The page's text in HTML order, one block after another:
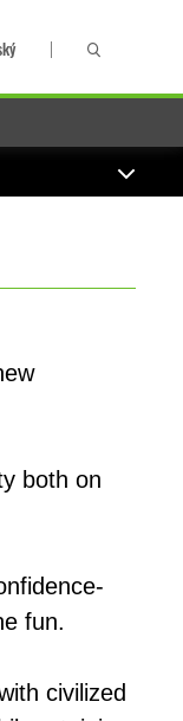
both on
fun.
civilized